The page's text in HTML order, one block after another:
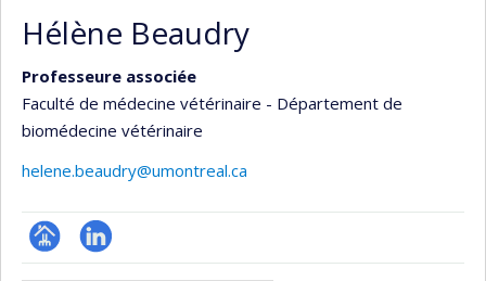
Hélène Beaudry
Professeure associée
Faculté de médecine vétérinaire - Département de
biomédecine vétérinaire
helene.beaudry@umontreal.ca
Page LinkedIn